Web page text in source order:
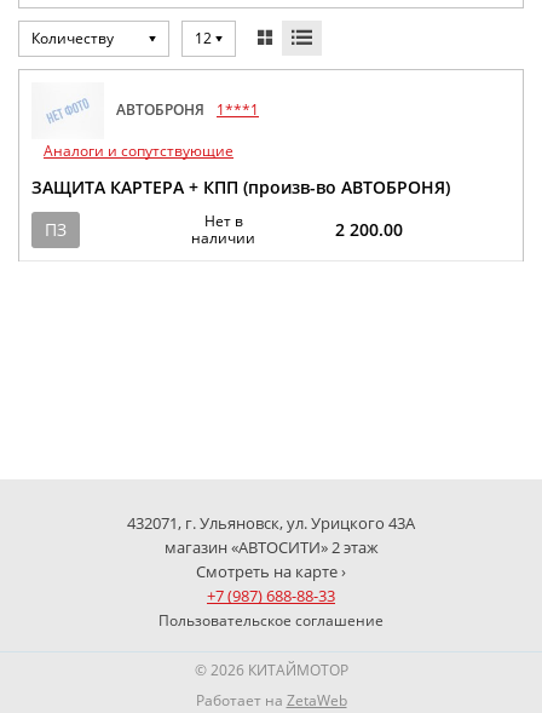
Количеству 12
АВТОБРОНЯ
1***1
Аналоги и сопутствующие
ЗАЩИТА КАРТЕРА + КПП (произв-во АВТОБРОНЯ)
ПЗ
Нет в
наличии
2 200.00
432071, г. Ульяновск, ул. Урицкого 43А
магазин «АВТОСИТИ» 2 этаж
Смотреть на карте ›
+7 (987) 688-88-33
Пользовательское соглашение
© 2026 КИТАЙМОТОР
Работает на ZetaWeb